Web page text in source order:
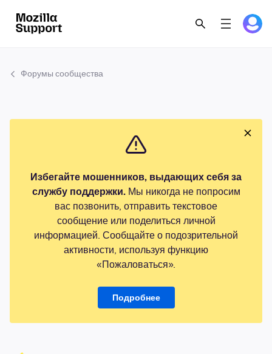
Форумы сообщества
Избегайте мошенников, выдающих себя за
службу поддержки.Мы никогда не попросим
вас позвонить, отправить текстовое
сообщение или поделиться личной
информацией. Сообщайте о подозрительной
активности, используя функцию
«Пожаловаться».
Подробнее